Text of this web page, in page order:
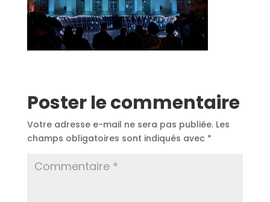
Poster le commentaire
Votre adresse e-mail ne sera pas publiée. Les
champs obligatoires sont indiqués avec *